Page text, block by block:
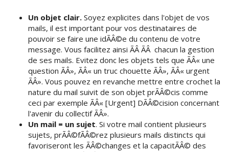
Un objet clair. Soyez explicites dans l'objet de vos
mails, il est important pour vos destinataires de
pouvoir se faire une idÃÂ©e du contenu de votre
message. Vous facilitez ainsi ÃÂ ÃÂ chacun la gestion
de ses mails. Evitez donc les objets tels que ÃÂ« une
question ÃÂ», ÃÂ« un truc chouette ÃÂ», ÃÂ« urgent
ÃÂ». Vous pouvez en revanche mettre entre crochet la
nature du mail suivit de son objet prÃÂ©cis comme
ceci par exemple ÃÂ« [Urgent] DÃÂ©cision concernant
l'avenir du collectif ÃÂ».
Un mail = un sujet. Si votre mail contient plusieurs
sujets, prÃÂ©fÃÂ©rez plusieurs mails distincts qui
favoriseront les ÃÂ©changes et la capacitÃÂ© des